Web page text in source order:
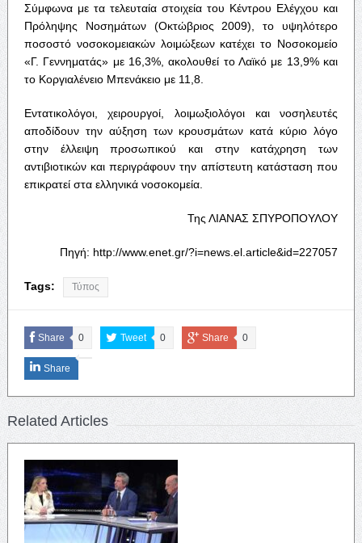
Σύμφωνα με τα τελευταία στοιχεία του Κέντρου Ελέγχου και
Πρόληψης Νοσημάτων (Οκτώβριος 2009), το υψηλότερο
ποσοστό νοσοκομειακών λοιμώξεων κατέχει το Νοσοκομείο
«Γ. Γεννηματάς» με 16,3%, ακολουθεί το Λαϊκό με 13,9% και
το Κοργιαλένειο Μπενάκειο με 11,8.
Εντατικολόγοι, χειρουργοί, λοιμωξιολόγοι και νοσηλευτές
αποδίδουν την αύξηση των κρουσμάτων κατά κύριο λόγο
στην έλλειψη προσωπικού και στην κατάχρηση των
αντιβιοτικών και περιγράφουν την απίστευτη κατάσταση που
επικρατεί στα ελληνικά νοσοκομεία.
Της ΛΙΑΝΑΣ ΣΠΥΡΟΠΟΥΛΟΥ
Πηγή: http://www.enet.gr/?i=news.el.article&id=227057
Tags: Τύπος
Share 0 Tweet 0 Share 0
Share
Related Articles